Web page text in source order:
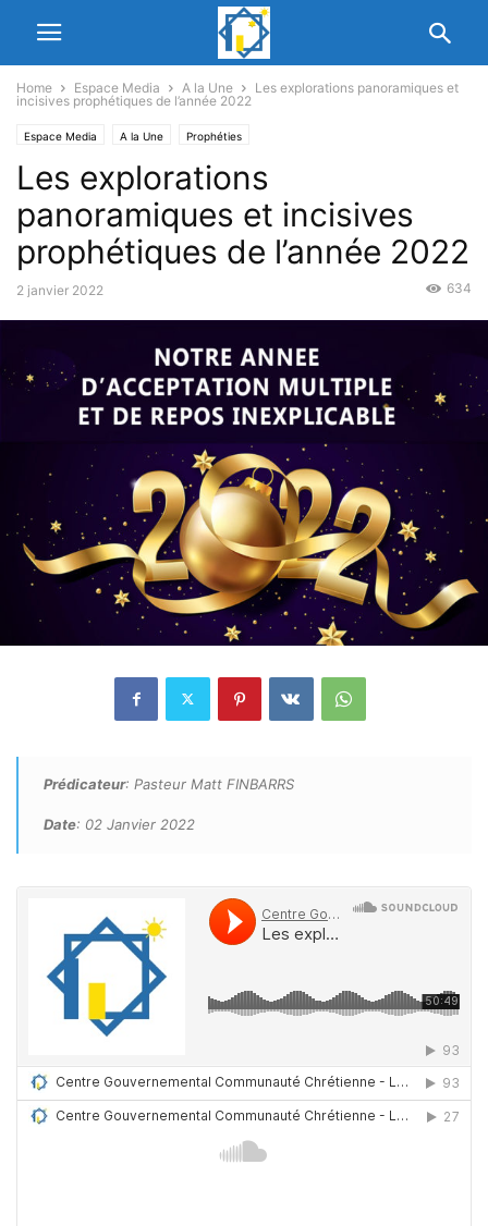
Home Espace Media A la Une
Les explorations panoramiques et
incisives prophétiques de l’année 2022
Espace Media A la Une Prophéties
Les explorations
panoramiques et incisives
prophétiques de l’année 2022
2 janvier 2022 634
Prédicateur: Pasteur Matt FINBARRS
Date: 02 Janvier 2022